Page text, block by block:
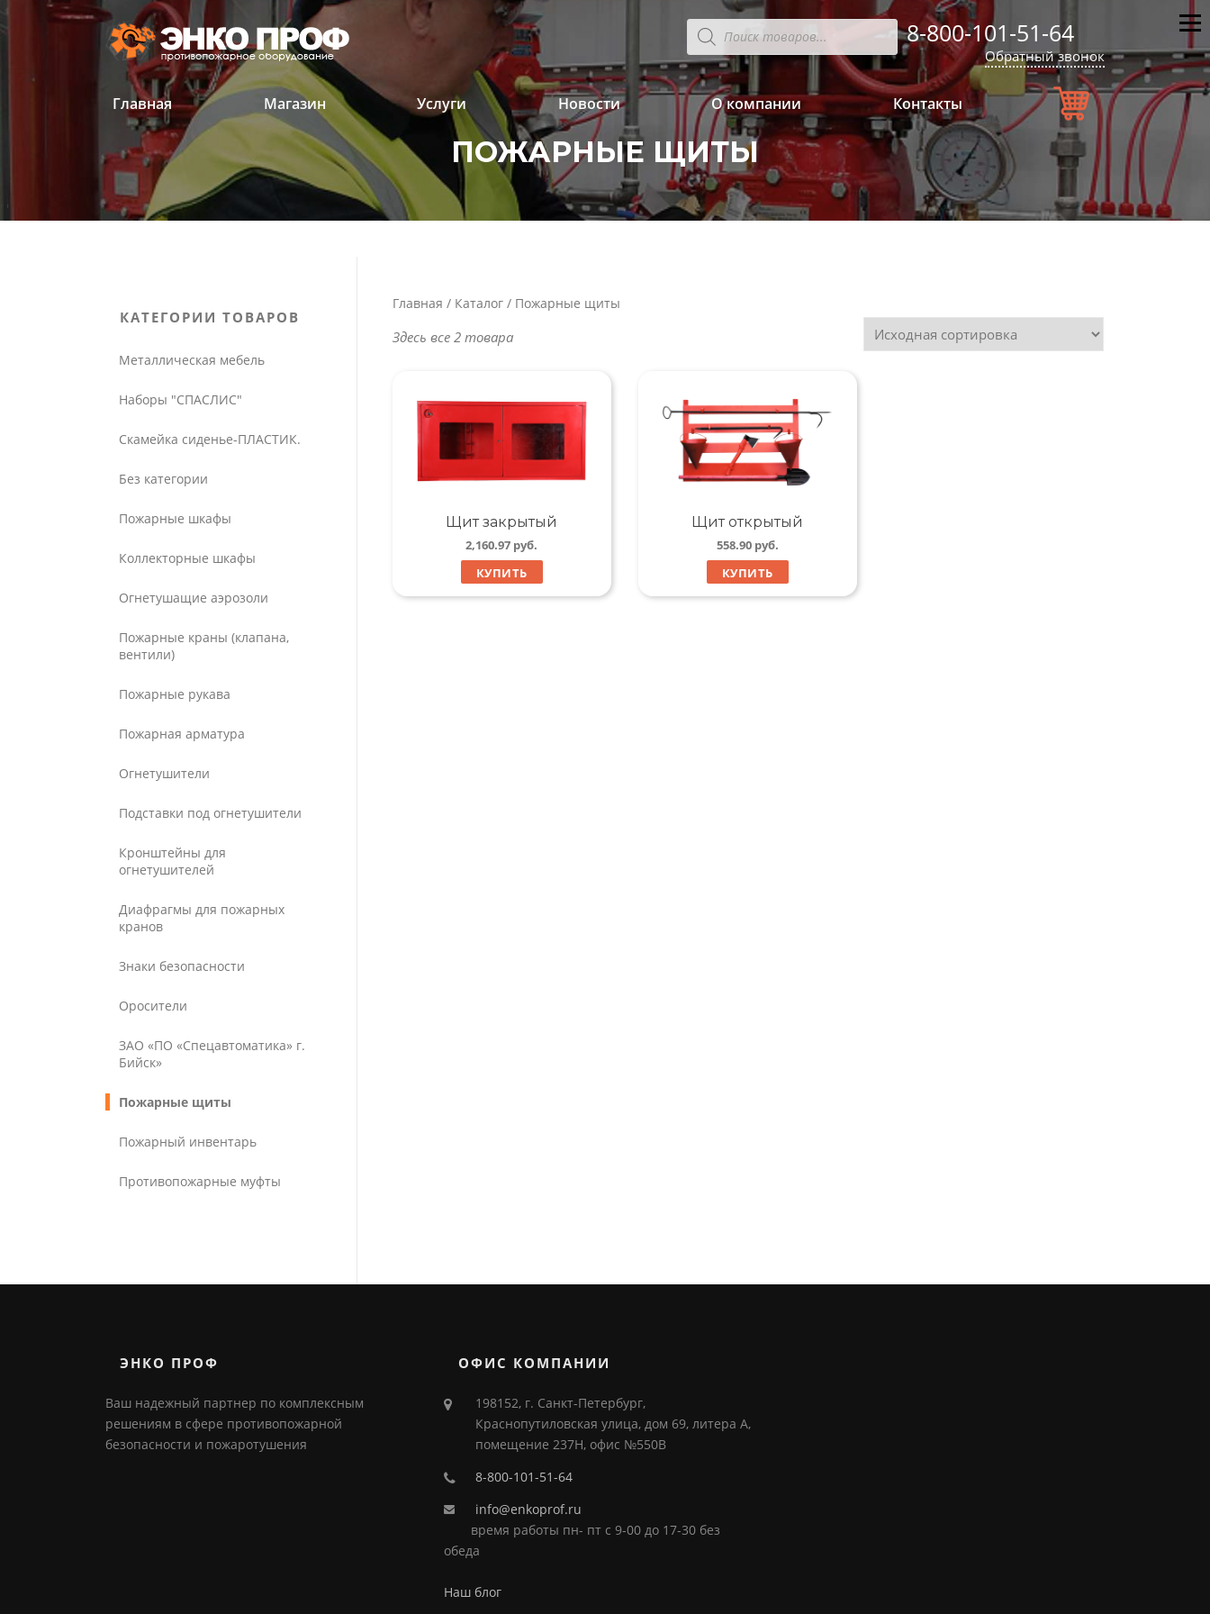
Перейти
к
Поиск
товаров 8-800-101-51-64
Обратный звонок
Главная Магазин Услуги Новости О компании Контакты
ПОЖАРНЫЕ ЩИТЫ
'
Главная / Каталог / Пожарные щиты
Здесь все 2 товара
Щит закрытый
2,160.97 руб.
КУПИТЬ
Щит открытый
558.90 руб.
КУПИТЬ
КАТЕГОРИИ ТОВАРОВ
Металлическая мебель
Наборы "СПАСЛИС"
Скамейка сиденье-ПЛАСТИК.
Без категории
Пожарные шкафы
Коллекторные шкафы
Огнетушащие аэрозоли
Пожарные краны (клапана,
вентили)
Пожарные рукава
Пожарная арматура
Огнетушители
Подставки под огнетушители
Кронштейны для
огнетушителей
Диафрагмы для пожарных
кранов
Знаки безопасности
Оросители
ЗАО «ПО «Спецавтоматика» г.
Бийск»
Пожарные щиты
Пожарный инвентарь
Противопожарные муфты
ЭНКО ПРОФ
Ваш надежный партнер по комплексным
решениям в сфере противопожарной
безопасности и пожаротушения
ОФИС КОМПАНИИ
198152, г. Санкт-Петербург,
Краснопутиловская улица, дом 69, литера А,
помещение 237Н, офис №550В
8-800-101-51-64
info@enkoprof.ru
время работы пн- пт с 9-00 до 17-30 без
обеда
Наш блог